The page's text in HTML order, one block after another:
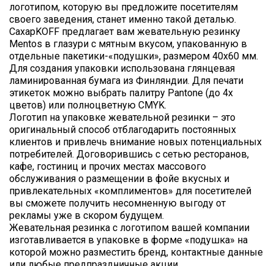
логотипом, которую вы предложите посетителям
своего заведения, станет именно такой деталью.
СахарKOFF предлагает вам жевательную резинку
Mentos в глазури с мятным вкусом, упакованную в
отдельные пакетики-«подушки», размером 40х60 мм.
Для создания упаковки использована глянцевая
ламинированная бумага из Финляндии. Для печати
этикеток можно выбрать палитру Pantone (до 4х
цветов) или полноцветную CMYK.
Логотип на упаковке жевательной резинки – это
оригинальный способ отблагодарить постоянных
клиентов и привлечь внимание новых потенциальных
потребителей. Договорившись с сетью ресторанов,
кафе, гостиниц и прочих местах массового
обслуживания о размещении в фойе вкусных и
привлекательных «комплиментов» для посетителей
вы сможете получить несомненную выгоду от
рекламы уже в скором будущем.
Жевательная резинка с логотипом вашей компании
изготавливается в упаковке в форме «подушка» на
которой можно разместить бренд, контактные данные